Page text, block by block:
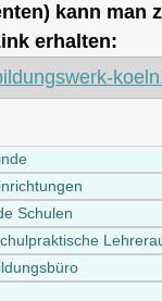
kann man
erhalten:
Schulen